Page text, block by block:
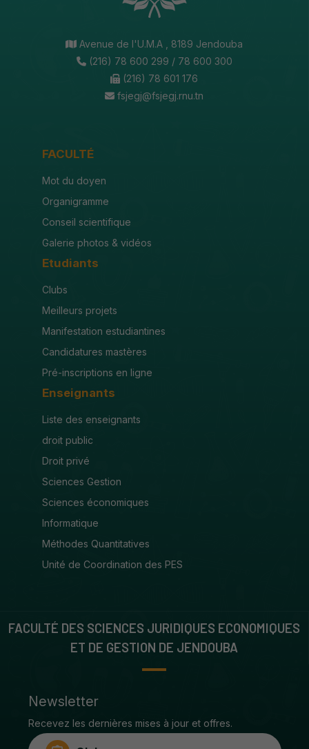
Avenue de l'U.M.A , 8189 Jendouba
(216) 78 600 299 / 78 600 300
(216) 78 601 176
fsjegj@fsjegj.rnu.tn
FACULTÉ
Mot du doyen
Organigramme
Conseil scientifique
Galerie photos & vidéos
Etudiants
Clubs
Meilleurs projets
Manifestation estudiantines
Candidatures mastères
Pré-inscriptions en ligne
Enseignants
Liste des enseignants
droit public
Droit privé
Sciences Gestion
Sciences économiques
Informatique
Méthodes Quantitatives
Unité de Coordination des PES
FACULTÉ DES SCIENCES JURIDIQUES ECONOMIQUES
ET DE GESTION DE JENDOUBA
Newsletter
Recevez les dernières mises à jour et offres.